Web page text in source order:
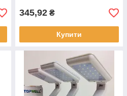
345,92 ₴
Купити